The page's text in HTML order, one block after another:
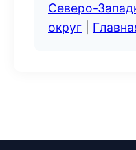
Северо-
округ